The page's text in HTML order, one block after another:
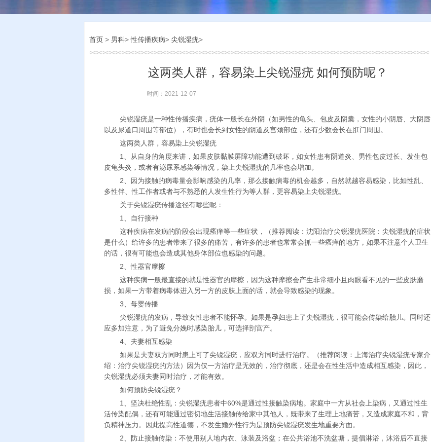
首页 > 男科>性传播疾病> 尖锐湿疣>
这两类人群，容易染上尖锐湿疣 如何预防呢？
时间：2021-12-07
尖锐湿疣是一种性传播疾病，疣体一般长在外阴（如男性的龟头、包皮及阴囊，女性的小阴唇、大阴唇
以及尿道口周围等部位），有时也会长到女性的阴道及宫颈部位，还有少数会长在肛门周围。
这两类人群，容易染上尖锐湿疣
1、从自身的角度来讲，如果皮肤黏膜屏障功能遭到破坏，如女性患有阴道炎、男性包皮过长、发生包
皮龟头炎，或者有泌尿系感染等情况，染上尖锐湿疣的几率也会增加。
2、因为接触的病毒量会影响感染的几率，那么接触病毒的机会越多，自然就越容易感染，比如性乱、
多性伴、性工作者或者与不熟悉的人发生性行为等人群，更容易染上尖锐湿疣。
关于尖锐湿疣传播途径有哪些呢：
1、自行接种
这种疾病在发病的阶段会出现瘙痒等一些症状，（推荐阅读：沈阳治疗尖锐湿疣医院：尖锐湿疣的症状
是什么）给许多的患者带来了很多的痛苦，有许多的患者也常常会抓一些瘙痒的地方，如果不注意个人卫生
的话，很有可能也会造成其他身体部位也感染的问题。
2、性器官摩擦
这种疾病一般最直接的就是性器官的摩擦，因为这种摩擦会产生非常细小且肉眼看不见的一些皮肤磨
损，如果一方带着病毒体进入另一方的皮肤上面的话，就会导致感染的现象。
3、母婴传播
尖锐湿疣的发病，导致女性患者不能怀孕。如果是孕妇患上了尖锐湿疣，很可能会传染给胎儿。同时还
应多加注意，为了避免分娩时感染胎儿，可选择剖宫产。
4、夫妻相互感染
如果是夫妻双方同时患上可了尖锐湿疣，应双方同时进行治疗。（推荐阅读：上海治疗尖锐湿疣专家介
绍：治疗尖锐湿疣的方法）因为仅一方治疗是无效的，治疗彻底，还是会在性生活中造成相互感染，因此，
尖锐湿疣必须夫妻同时治疗，才能有效。
如何预防尖锐湿疣？
1、坚决杜绝性乱：尖锐湿疣患者中60%是通过性接触染病地。家庭中一方从社会上染病，又通过性生
活传染配偶，还有可能通过密切地生活接触传给家中其他人，既带来了生理上地痛苦，又造成家庭不和，背
负精神压力。因此提高性道德，不发生婚外性行为是预防尖锐湿疣发生地重要方面。
2、防止接触传染：不使用别人地内衣、泳装及浴盆；在公共浴池不洗盆塘，提倡淋浴，沐浴后不直接